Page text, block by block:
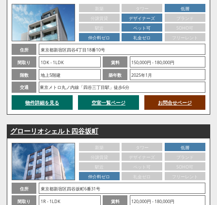
新築 タワー
低層
分譲賃貸
デザイナーズ
ブランド
駅近
ペット可
SOHO可
仲介料ゼロ
礼金ゼロ
フリーレント
住所
東京都新宿区四谷4丁目18番10号
間取り
1DK - 1LDK 賃料
150,000円 - 180,000円
階数
地上5階建 築年数
2025年1月
交通
東京メトロ丸ノ内線「四谷三丁目駅」徒歩6分
物件詳細を見る 空室一覧ページ お問合せページ
グローリオシェルト四谷坂町
新築 タワー
低層
分譲賃貸
デザイナーズ
ブランド
駅近
ペット可
SOHO可
仲介料ゼロ
礼金ゼロ
フリーレント
住所
東京都新宿区四谷坂町6番31号
間取り
1R - 1LDK 賃料
120,000円 - 180,000円